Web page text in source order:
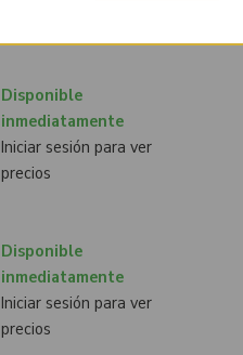
Disponible
inmediatamente
Iniciar sesión para ver
precios
Disponible
inmediatamente
Iniciar sesión para ver
precios